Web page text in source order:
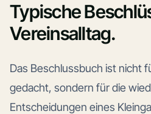
Typische
Vereinsalltag.
Das Beschlussbuch ist nicht
gedacht, sondern für die
Entscheidungen eines